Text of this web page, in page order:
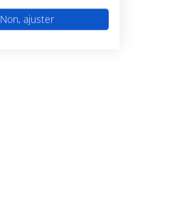
Non, ajuster